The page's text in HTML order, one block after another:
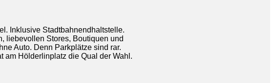
Inklusive Stadtbahnendhaltstelle.
liebevollen Stores, Boutiquen und
Auto. Denn Parkplätze sind rar.
am Hölderlinplatz die Qual der Wahl.